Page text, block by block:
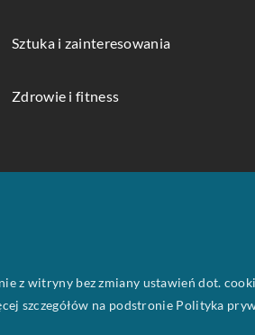
Sztuka i zainteresowania
Zdrowie i fitness
z witryny bez zmiany ustawień dot.
szczegółów na podstronie Polityka